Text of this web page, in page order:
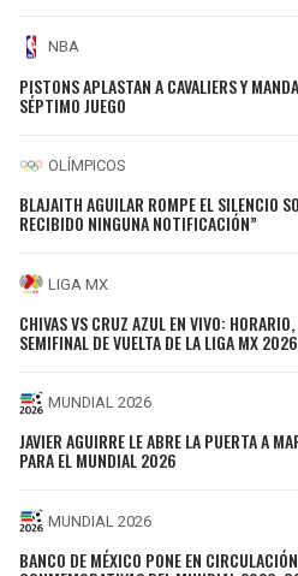
NBA
PISTONS APLASTAN A CAVALIERS Y
SÉPTIMO JUEGO
OLÍMPICOS
BLAJAITH AGUILAR ROMPE EL SILENCIO
RECIBIDO NINGUNA NOTIFICACIÓN”
LIGA MX
CHIVAS VS CRUZ AZUL EN VIVO:
SEMIFINAL DE VUELTA DE LA LIGA MX 2026
MUNDIAL 2026
JAVIER AGUIRRE LE ABRE LA PUERTA A
PARA EL MUNDIAL 2026
MUNDIAL 2026
BANCO DE MÉXICO PONE EN